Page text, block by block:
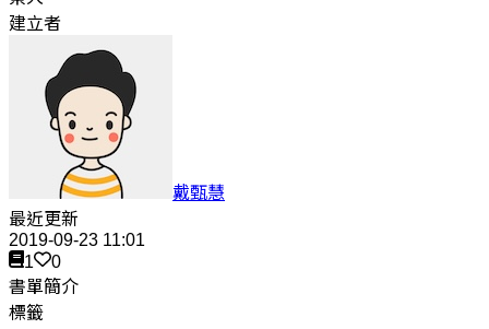
建立者
戴甄慧
最近更新
2019-09-23 11:01
1
0
書單簡介
標籤